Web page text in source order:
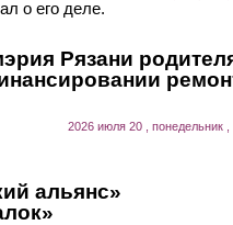
о его деле.
Рязани
2026 июля 20 , понедельник ,
альянс»